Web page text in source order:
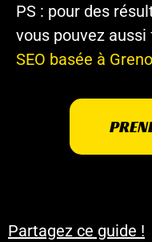
PS : pour des
vous pouvez
SEO basée à
Partagez ce guide !